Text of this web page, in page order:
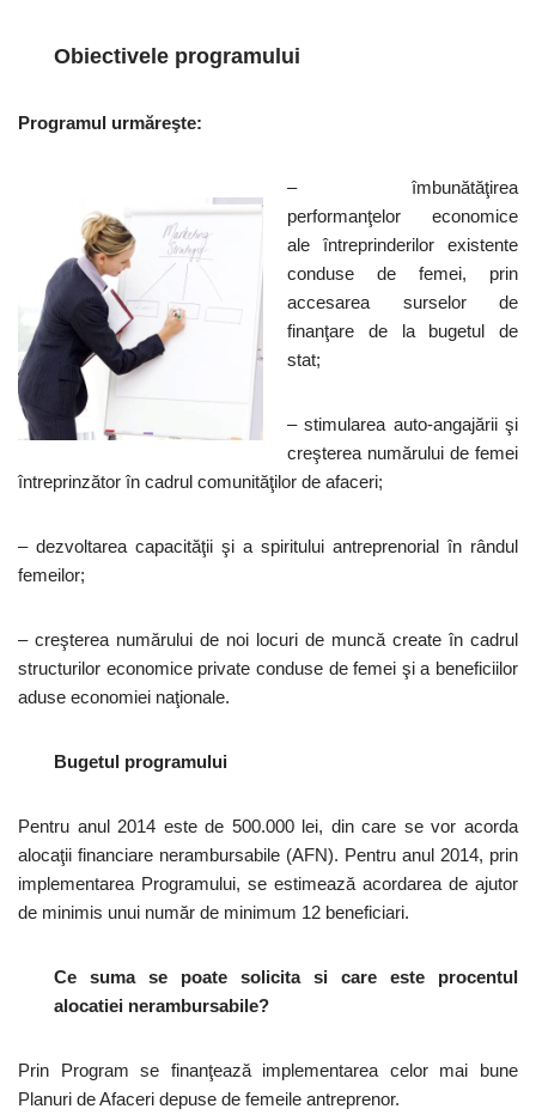
Obiectivele programului
Programul urmăreşte:
– îmbunătăţirea
performanţelor economice
ale întreprinderilor existente
conduse de femei, prin
accesarea surselor de
finanţare de la bugetul de
stat;
– stimularea auto-angajării şi
creşterea numărului de femei
întreprinzător în cadrul comunităţilor de afaceri;
– dezvoltarea capacităţii şi a spiritului antreprenorial în rândul
femeilor;
– creşterea numărului de noi locuri de muncă create în cadrul
structurilor economice private conduse de femei şi a beneficiilor
aduse economiei naţionale.
Bugetul programului
Pentru anul 2014 este de 500.000 lei, din care se vor acorda
alocaţii financiare nerambursabile (AFN). Pentru anul 2014, prin
implementarea Programului, se estimează acordarea de ajutor
de minimis unui număr de minimum 12 beneficiari.
Ce suma se poate solicita si care este procentul
alocatiei nerambursabile?
Prin Program se finanţează implementarea celor mai bune
Planuri de Afaceri depuse de femeile antreprenor.